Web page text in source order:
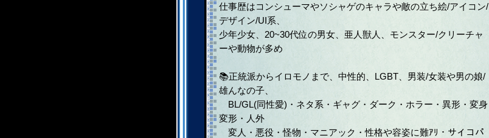
仕事歴はコンシューマやソシャゲのキャラや敵の立ち絵/アイコン/
デザイン/UI系、
少年少女、20~30代位の男女、亜人獣人、モンスター/クリーチャ
ーや動物が多め
📚正統派からイロモノまで、中性的、LGBT、男装/女装や男の娘/
雄んなの子、
BL/GL(同性愛)・ネタ系・ギャグ・ダーク・ホラー・異形・変身
変形・人外
変人・悪役・怪物・マニアック・性格や容姿に難ｱﾘ・サイコパ